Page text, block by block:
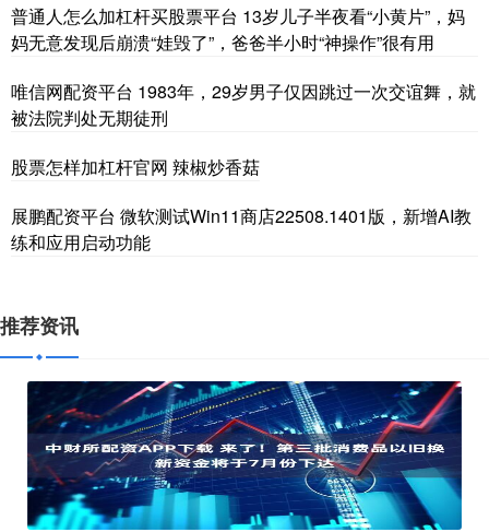
普通人怎么加杠杆买股票平台 13岁儿子半夜看“小黄片”，妈
妈无意发现后崩溃“娃毁了”，爸爸半小时“神操作”很有用
唯信网配资平台 1983年，29岁男子仅因跳过一次交谊舞，就
被法院判处无期徒刑
股票怎样加杠杆官网 辣椒炒香菇
展鹏配资平台 微软测试Win11商店22508.1401版，新增AI教
练和应用启动功能
推荐资讯